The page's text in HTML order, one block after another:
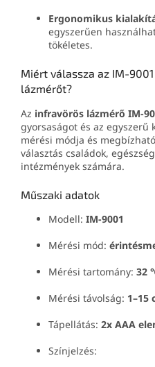
Ergonomikus
egyszerűen
tökéletes.
Miért válassza az IM-
lázmérőt?
Az infravörös lázmérő IM-
gyorsaságot és az egyszerű
mérési módja és
választás családok,
intézmények számára.
Műszaki adatok
Modell: IM-9001
Mérési mód:
Mérési tartomány: 32
Mérési távolság: 1–15
Tápellátás: 2x AAA
Színjelzés: